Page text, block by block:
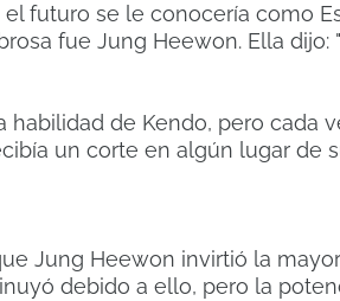
futuro se le conocería como
fue Jung Heewon. Ella
habilidad de Kendo, pero cada
un corte en algún lugar de
Jung Heewon invirtió la
debido a ello, pero la